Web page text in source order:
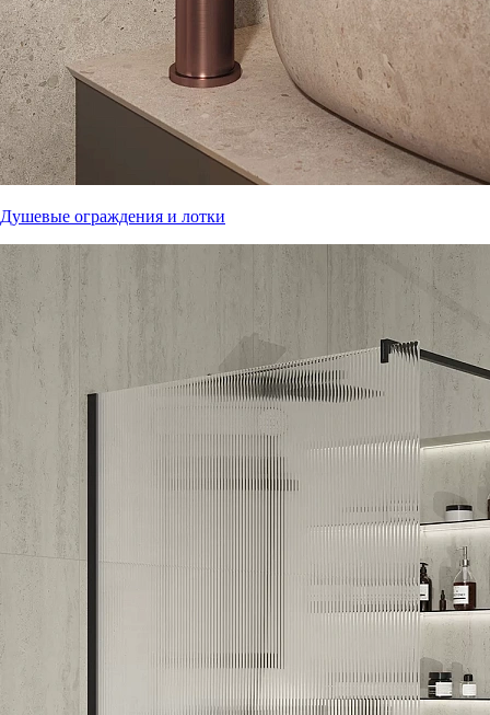
Душевые ограждения и лотки